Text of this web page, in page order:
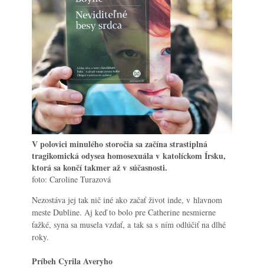
V polovici minulého storočia sa začína strastiplná
tragikomická odysea homosexuála v katolíckom Írsku,
ktorá sa končí takmer až v súčasnosti.
foto: Caroline Turazová
Nezostáva jej tak nič iné ako začať život inde, v hlavnom
meste Dubline. Aj keď to bolo pre Catherine nesmierne
ťažké, syna sa musela vzdať, a tak sa s ním odlúčiť na dlhé
roky.
Príbeh Cyrila Averyho